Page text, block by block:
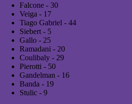
Falcone - 30
Veiga - 17
Tiago Gabriel - 44
Siebert - 5
Gallo - 25
Ramadani - 20
Coulibaly - 29
Pierotti - 50
Gandelman - 16
Banda - 19
Stulic - 9